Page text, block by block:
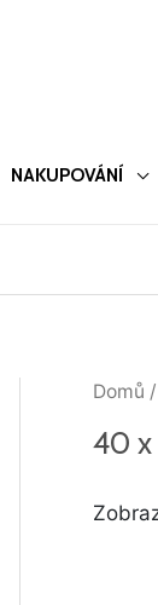
NAKUPOVÁNÍ
Domů
40